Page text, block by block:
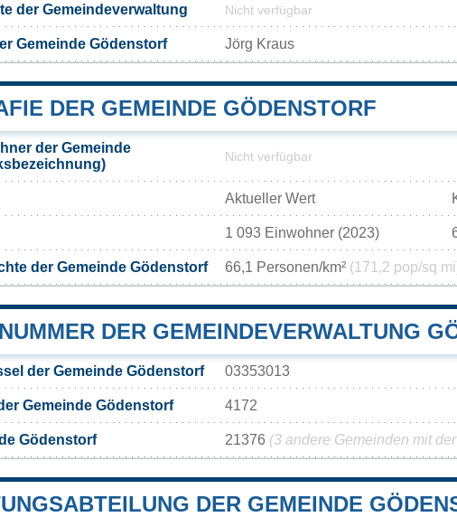
der Gemeindeverwaltung Nicht verfügbar
Gemeinde Gödenstorf Jörg Kraus
DER GEMEINDE GÖDENSTORF
der Gemeinde
Nicht verfügbar
Aktueller Wert
1 093 Einwohner (2023)
der Gemeinde Gödenstorf 66,1 Personen/km² (171,2 pop/sq
DER GEMEINDEVERWALTUNG
der Gemeinde Gödenstorf 03353013
Gemeinde Gödenstorf 4172
Gödenstorf 21376 (3 andere Gemeinden mit
DER GEMEINDE